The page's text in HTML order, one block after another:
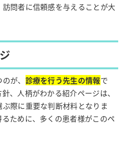
問者に信頼感を与えることが大
が、 診療を行う先生の情報で
、人柄がわかる紹介ページは、
際に重要な判断材料となりま
ために、多くの患者様がこのペ